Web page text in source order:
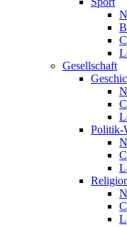
Gesellschaft
Politik-